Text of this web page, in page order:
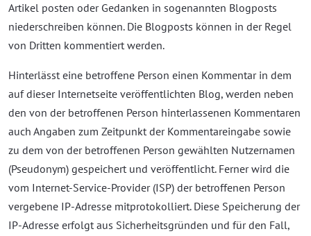
Artikel posten oder Gedanken in sogenannten Blogposts
niederschreiben können. Die Blogposts können in der Regel
von Dritten kommentiert werden.
Hinterlässt eine betroffene Person einen Kommentar in dem
auf dieser Internetseite veröffentlichten Blog, werden neben
den von der betroffenen Person hinterlassenen Kommentaren
auch Angaben zum Zeitpunkt der Kommentareingabe sowie
zu dem von der betroffenen Person gewählten Nutzernamen
(Pseudonym) gespeichert und veröffentlicht. Ferner wird die
vom Internet-Service-Provider (ISP) der betroffenen Person
vergebene IP-Adresse mitprotokolliert. Diese Speicherung der
IP-Adresse erfolgt aus Sicherheitsgründen und für den Fall,